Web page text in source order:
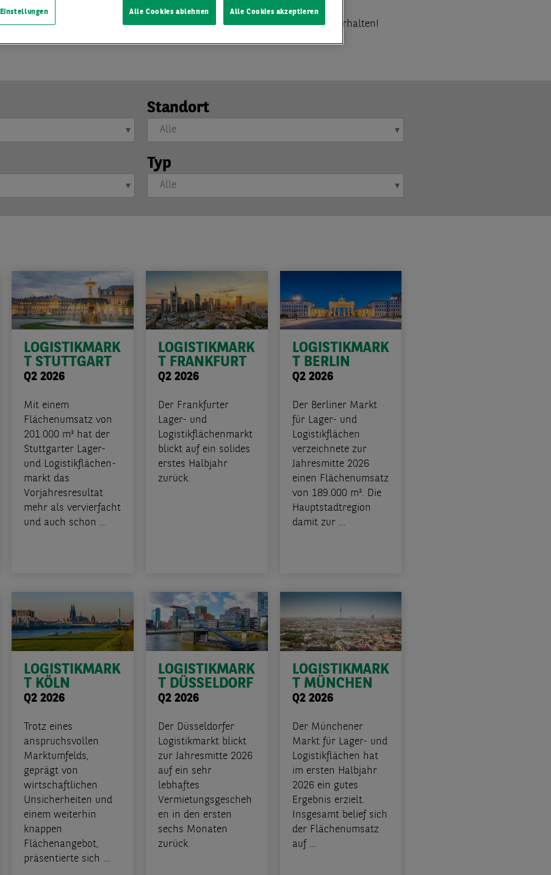
und die aktuellsten Marktberichte direkt und bequem in Ihr Postfach erhalten!
Standort
Typ
LOGISTIKMARK
T STUTTGART
Q2 2026
Mit einem
Flächenumsatz von
201.000 m² hat der
Stuttgarter Lager-
und Logistikflächen-
markt das
Vorjahresresultat
mehr als vervierfacht
und auch schon ...
LOGISTIKMARK
T FRANKFURT
Q2 2026
Der Frankfurter
Lager- und
Logistikflächenmarkt
blickt auf ein solides
erstes Halbjahr
zurück.
LOGISTIKMARK
T BERLIN
Q2 2026
Der Berliner Markt
für Lager- und
Logistikflächen
verzeichnete zur
Jahresmitte 2026
einen Flächenumsatz
von 189.000 m². Die
Hauptstadtregion
damit zur ...
LOGISTIKMARK
T KÖLN
Q2 2026
Trotz eines
anspruchsvollen
Marktumfelds,
geprägt von
wirtschaftlichen
Unsicherheiten und
einem weiterhin
knappen
Flächenangebot,
präsentierte sich ...
LOGISTIKMARK
T DÜSSELDORF
Q2 2026
Der Düsseldorfer
Logistikmarkt blickt
zur Jahresmitte 2026
auf ein sehr
lebhaftes
Vermietungsgescheh
en in den ersten
sechs Monaten
zurück.
LOGISTIKMARK
T MÜNCHEN
Q2 2026
Der Münchener
Markt für Lager- und
Logistikflächen hat
im ersten Halbjahr
2026 ein gutes
Ergebnis erzielt.
Insgesamt belief sich
der Flächenumsatz
auf ...
Alle Cookies ablehnen Alle Cookies akzeptieren